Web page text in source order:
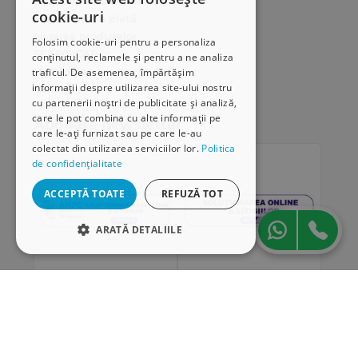
cookie-uri
Folosim cookie-uri pentru a personaliza
conținutul, reclamele și pentru a ne analiza
traficul. De asemenea, împărtășim
informații despre utilizarea site-ului nostru
cu partenerii noștri de publicitate și analiză,
care le pot combina cu alte informații pe
care le-ați furnizat sau pe care le-au
colectat din utilizarea serviciilor lor. Politica
de confidențialitate
ACCEPTĂ TOATE REFUZĂ TOT
ARATĂ DETALIILE
Modalități de plată
Livrarea produselor
SEAP/SICAP
Hartă site
Cariere
Abonare newsletter